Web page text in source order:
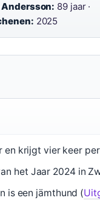
89 jaar ·
2025
en krijgt vier keer
het Jaar 2024 in
is een jämthund (